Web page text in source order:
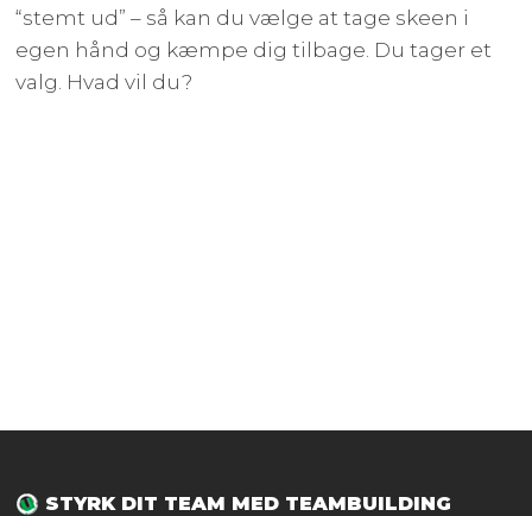
“stemt ud” – så kan du vælge at tage skeen i
egen hånd og kæmpe dig tilbage. Du tager et
valg. Hvad vil du?
STYRK DIT TEAM MED TEAMBUILDING